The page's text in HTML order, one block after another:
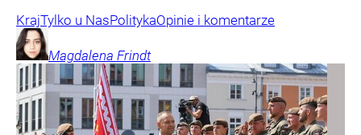
KrajTylko u NasPolitykaOpinie i komentarze
Magdalena Frindt